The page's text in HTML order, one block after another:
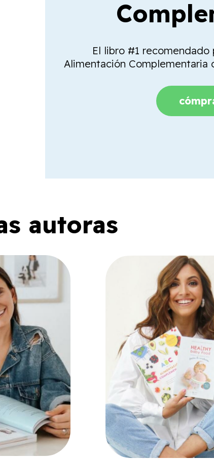
El libro #1
Alimentación Complementaria
autoras